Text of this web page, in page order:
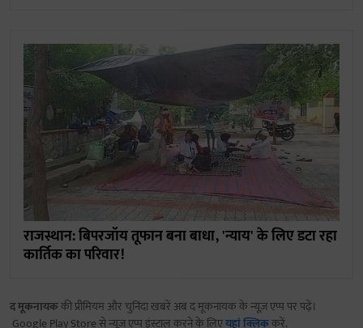
राजस्थान: बिपरजॉय तूफान बना बाधा, 'न्याय' के लिए डटा रहा
कार्तिक का परिवार!
द मूकनायककी प्रीमियम और चुनिंदा खबरें अब द मूकनायक के न्यूज़ एप्प पर पढ़ें।
Google Play Store से न्यूज़ एप्प इंस्टाल करने के लिएयहां क्लिककरें.